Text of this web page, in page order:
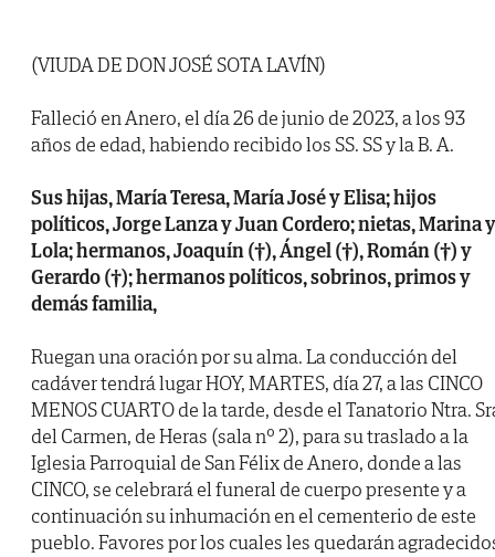
(VIUDA DE DON JOSÉ SOTA LAVÍN)
Falleció en Anero, el día 26 de junio de 2023, a los 93
años de edad, habiendo recibido los SS. SS y la B. A.
Sus hijas, María Teresa, María José y Elisa; hijos
políticos, Jorge Lanza y Juan Cordero; nietas, Marina y
Lola; hermanos, Joaquín (†), Ángel (†), Román (†) y
Gerardo (†); hermanos políticos, sobrinos, primos y
demás familia,
Ruegan una oración por su alma. La conducción del
cadáver tendrá lugar HOY, MARTES, día 27, a las CINCO
MENOS CUARTO de la tarde, desde el Tanatorio Ntra.
del Carmen, de Heras (sala nº 2), para su traslado a la
Iglesia Parroquial de San Félix de Anero, donde a las
CINCO, se celebrará el funeral de cuerpo presente y a
continuación su inhumación en el cementerio de este
pueblo. Favores por los cuales les quedarán